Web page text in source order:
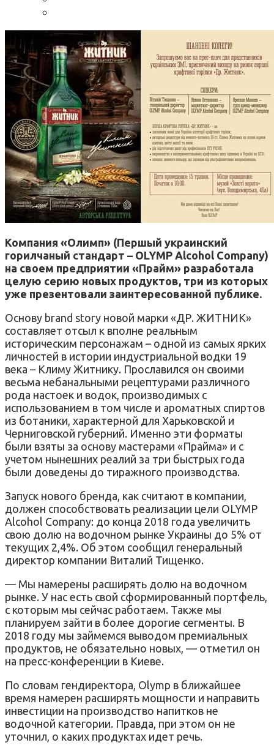
Компания «Олимп» (Першый украинский
горилчаный стандарт – OLYMP Alcohol Company)
на своем предприятии «Прайм» разработала
целую серию новых продуктов, три из которых
уже презентовали заинтересованной публике.
Основу brand story новой марки «ДР. ЖИТНИК»
составляет отсыл к вполне реальным
историческим персонажам – одной из самых ярких
личностей в истории индустриальной водки 19
века – Климу Житнику. Прославился он своими
весьма небанальными рецептурами различного
рода настоек и водок, производимых с
использованием в том числе и ароматных спиртов
из ботаники, характерной для Харьковской и
Черниговской губерний. Именно эти форматы
были взяты за основу мастерами «Прайма» и с
учетом нынешних реалий за три быстрых года
были доведены до тиражного производства.
Запуск нового бренда, как считают в компании,
должен способствовать реализации цели OLYMP
Alcohol Company: до конца 2018 года увеличить
свою долю на водочном рынке Украины до 5% от
текущих 2,4%. Об этом сообщил генеральный
директор компании Виталий Тищенко.
— Мы намерены расширять долю на водочном
рынке. У нас есть свой сформированный портфель,
с которым мы сейчас работаем. Также мы
планируем зайти в более дорогие сегменты. В
2018 году мы займемся выводом премиальных
продуктов, не обязательно новых, — отметил он
на пресс-конференции в Киеве.
По словам гендиректора, Olymp в ближайшее
время намерен расширять мощности и направить
инвестиции на производство напитков не
водочной категории. Правда, при этом он не
уточнил, о каких продуктах идет речь.